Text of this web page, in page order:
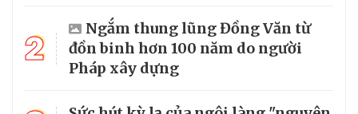
2
Ngắm thung lũng Đồng Văn từ
đồn binh hơn 100 năm do người
Pháp xây dựng